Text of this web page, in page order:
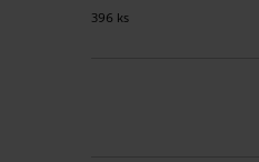
396 ks